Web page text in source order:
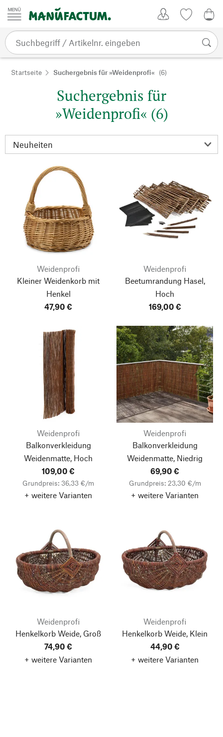
Zum Inhalt springen
Startseite Suchergebnis für »Weidenprofi« (6)
Suchergebnis für
»Weidenprofi« (6)
Weidenprofi
Kleiner Weidenkorb mit
Henkel
47,90 €
Weidenprofi
Beetumrandung Hasel,
Hoch
169,00 €
Weidenprofi
Balkonverkleidung
Weidenmatte, Hoch
109,00 €
Grundpreis: 36,33 €/m
+ weitere Varianten
Weidenprofi
Balkonverkleidung
Weidenmatte, Niedrig
69,90 €
Grundpreis: 23,30 €/m
+ weitere Varianten
Weidenprofi
Henkelkorb Weide, Groß
74,90 €
+ weitere Varianten
Weidenprofi
Henkelkorb Weide, Klein
44,90 €
+ weitere Varianten